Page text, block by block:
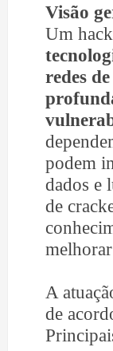
Visão
Um
redes
podem
dados e
de
A
de